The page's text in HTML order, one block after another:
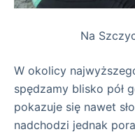
Na
W okolicy
spędzamy blisko pół
pokazuje się nawet
nadchodzi jednak